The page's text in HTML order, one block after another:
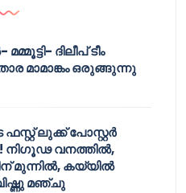
ദിലീപ് ടീം
മാമാങ്കം ഒരുങ്ങുന്നു
ഫസ്റ്റ് ലുക്ക് പോസ്റ്റർ
നിഗൂഢ വനത്തിൽ,
മുന്നിൽ, കയ്യിൽ
മഞ്ചു